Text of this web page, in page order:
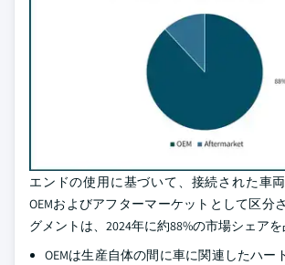
エンドの使用に基づいて、接続された車
OEMおよびアフターマーケットとして区分
グメントは、2024年に約88%の市場シェアを
OEMは生産自体の間に車に関連したハー